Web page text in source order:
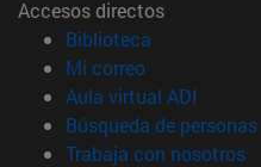
Accesos directos
Biblioteca
Mi correo(abre en
Aula virtual ADI
Búsqueda de personas
Trabaja con nosotros